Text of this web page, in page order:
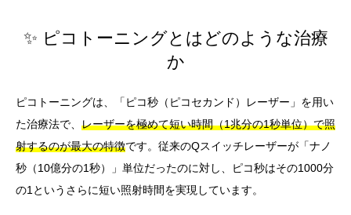
✨ ピコトーニングとはどのような治療
か
ピコトーニングは、「ピコ秒（ピコセカンド）レーザー」を用い
た治療法で、 レーザーを極めて短い時間（1兆分の1秒単位）で照
射するのが最大の特徴です。従来のQスイッチレーザーが「ナノ
秒（10億分の1秒）」単位だったのに対し、ピコ秒はその1000分
の1というさらに短い照射時間を実現しています。